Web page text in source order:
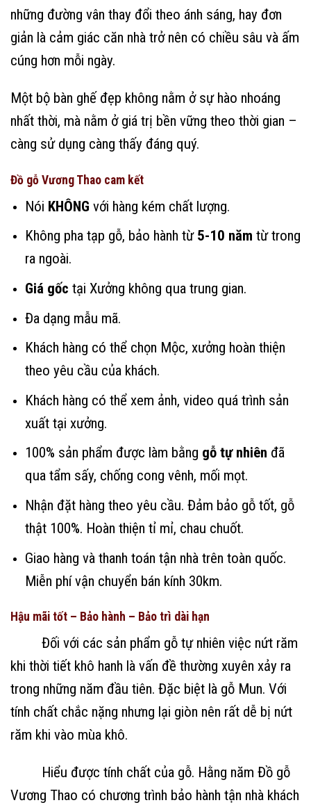
những đường vân thay đổi theo ánh sáng, hay đơn
giản là cảm giác căn nhà trở nên có chiều sâu và ấm
cúng hơn mỗi ngày.
Một bộ bàn ghế đẹp không nằm ở sự hào nhoáng
nhất thời, mà nằm ở giá trị bền vững theo thời gian –
càng sử dụng càng thấy đáng quý.
Đồ gỗ Vương Thao cam kết
Nói KHÔNG với hàng kém chất lượng.
Không pha tạp gỗ, bảo hành từ 5-10 năm từ trong
ra ngoài.
Giá gốc tại Xưởng không qua trung gian.
Đa dạng mẫu mã.
Khách hàng có thể chọn Mộc, xưởng hoàn thiện
theo yêu cầu của khách.
Khách hàng có thể xem ảnh, video quá trình sản
xuất tại xưởng.
100% sản phẩm được làm bằng gỗ tự nhiên đã
qua tẩm sấy, chống cong vênh, mối mọt.
Nhận đặt hàng theo yêu cầu. Đảm bảo gỗ tốt, gỗ
thật 100%. Hoàn thiện tỉ mỉ, chau chuốt.
Giao hàng và thanh toán tận nhà trên toàn quốc.
Miễn phí vận chuyển bán kính 30km.
Hậu mãi tốt – Bảo hành – Bảo trì dài hạn
Đối với các sản phẩm gỗ tự nhiên việc nứt răm
khi thời tiết khô hanh là vấn đề thường xuyên xảy ra
trong những năm đầu tiên. Đặc biệt là gỗ Mun. Với
tính chất chắc nặng nhưng lại giòn nên rất dễ bị nứt
răm khi vào mùa khô.
Hiểu được tính chất của gỗ. Hằng năm Đồ gỗ
Vương Thao có chương trình bảo hành tận nhà khách